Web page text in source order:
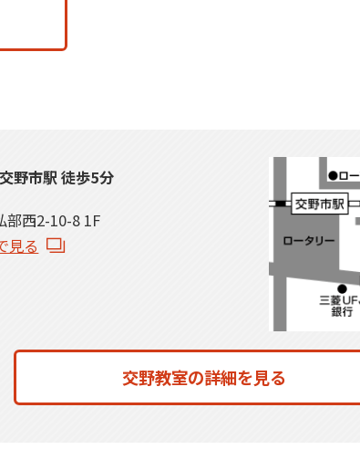
交野市駅 徒歩5分
部西2-10-8 1F
見る
交野教室の詳細を見る